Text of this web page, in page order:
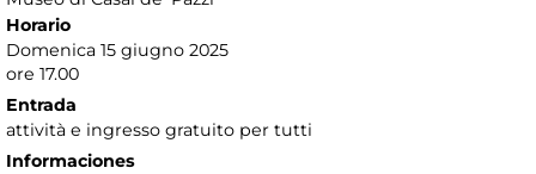
Horario
Domenica 15 giugno 2025
ore 17.00
Entrada
attività e ingresso gratuito per tutti
Informaciones